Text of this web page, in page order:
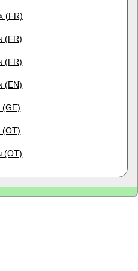
(FR)
(FR)
(FR)
(EN)
(GE)
(OT)
(OT)